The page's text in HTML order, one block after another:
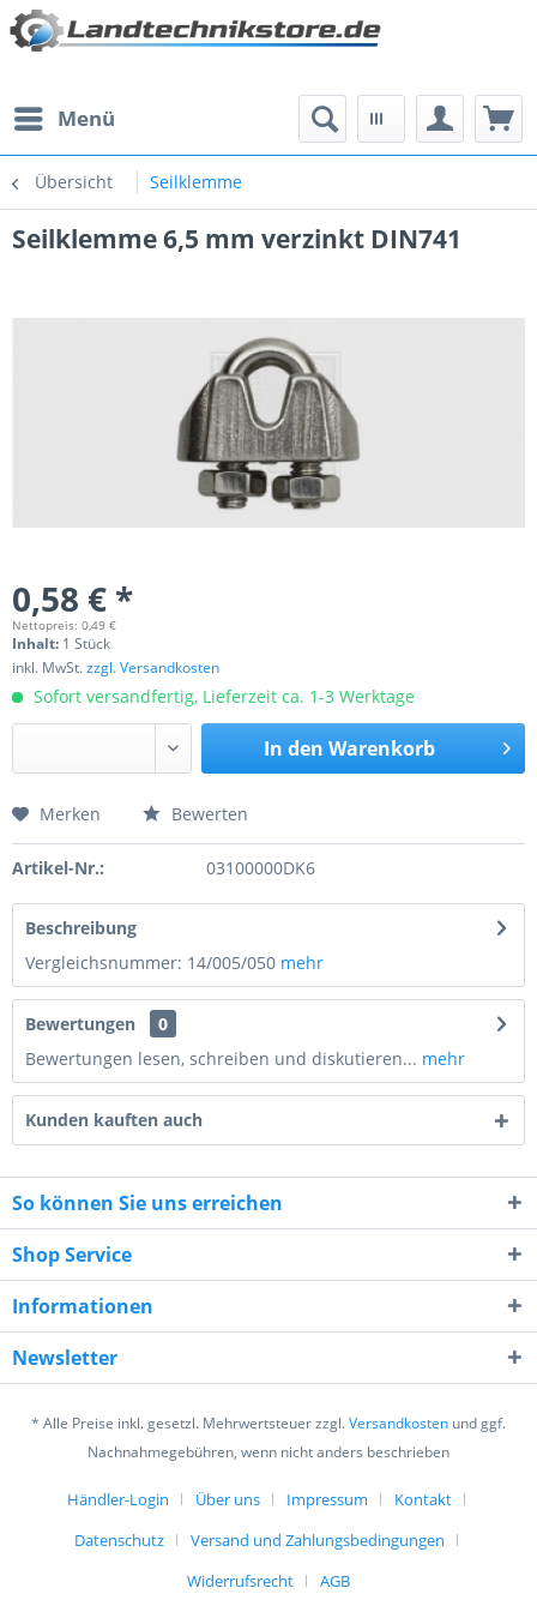
Menü
Übersicht Seilklemme
Seilklemme 6,5 mm verzinkt DIN741
0,58 € *
Nettopreis: 0,49 €
Inhalt: 1 Stück
inkl. MwSt.zzgl. Versandkosten
Sofort versandfertig, Lieferzeit ca. 1-3 Werktage
In den Warenkorb
Preis anfragen
8 + 6 = ?
Ich habe dieDatenschutzerklärunggelesen,
verstanden und stimme zu. *
Merken Bewerten
Artikel-Nr.: 03100000DK6
Beschreibung
Vergleichsnummer: 14/005/050 mehr
Bewertungen
0
Bewertungen lesen, schreiben und diskutieren... mehr
Kunden kauften auch
So können Sie uns erreichen
Shop Service
Informationen
Newsletter
* Alle Preise inkl. gesetzl. Mehrwertsteuer zzgl.Versandkosten und ggf.
Nachnahmegebühren, wenn nicht anders beschrieben
Händler-Login Über uns Impressum
Kontakt
Datenschutz
Versand und Zahlungsbedingungen
Widerrufsrecht
AGB